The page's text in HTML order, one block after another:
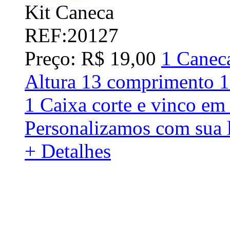
Kit Caneca
REF:20127
Preço: R$ 19,00 1
Altura 13 comprimento
1 Caixa corte e vinco
Personalizamos com
+ Detalhes